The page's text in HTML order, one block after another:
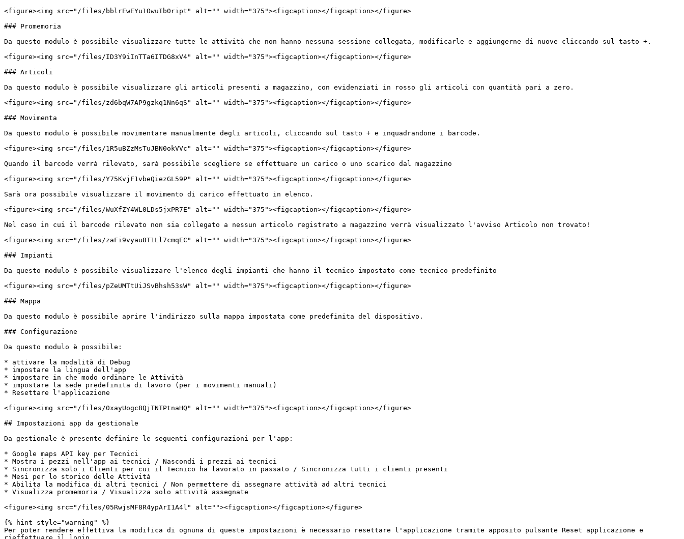
<figure><img src="/files/bblrEwEYu1OwuIb0ript" alt="" width="375"><figcaption></figcaption></figure>
### Promemoria
Da questo modulo è possibile visualizzare tutte le attività che non hanno nessuna sessione collegata, modificarle e aggiungerne di nuove cliccando sul tasto +.
<figure><img src="/files/ID3Y9iInTTa6ITDG8xV4" alt="" width="375"><figcaption></figcaption></figure>
### Articoli
Da questo modulo è possibile visualizzare gli articoli presenti a magazzino, con evidenziati in rosso gli articoli con quantità pari a zero.
<figure><img src="/files/zd6bqW7AP9gzkq1Nn6qS" alt="" width="375"><figcaption></figcaption></figure>
### Movimenta
Da questo modulo è possibile movimentare manualmente degli articoli, cliccando sul tasto + e inquadrandone i barcode.
<figure><img src="/files/1R5uBZzMsTuJBN0okVVc" alt="" width="375"><figcaption></figcaption></figure>
Quando il barcode verrà rilevato, sarà possibile scegliere se effettuare un carico o uno scarico dal magazzino
<figure><img src="/files/Y75KvjF1vbeQiezGL59P" alt="" width="375"><figcaption></figcaption></figure>
Sarà ora possibile visualizzare il movimento di carico effettuato in elenco.
<figure><img src="/files/WuXfZY4WL0LDs5jxPR7E" alt="" width="375"><figcaption></figcaption></figure>
Nel caso in cui il barcode rilevato non sia collegato a nessun articolo registrato a magazzino verrà visualizzato l'avviso Articolo non trovato!
<figure><img src="/files/zaFi9vyau8T1Ll7cmqEC" alt="" width="375"><figcaption></figcaption></figure>
### Impianti
Da questo modulo è possibile visualizzare l'elenco degli impianti che hanno il tecnico impostato come tecnico predefinito
<figure><img src="/files/pZeUMTtUiJSvBhsh53sW" alt="" width="375"><figcaption></figcaption></figure>
### Mappa
Da questo modulo è possibile aprire l'indirizzo sulla mappa impostata come predefinita del dispositivo.
### Configurazione
Da questo modulo è possibile:
* attivare la modalità di Debug
* impostare la lingua dell'app
* impostare in che modo ordinare le Attività
* impostare la sede predefinita di lavoro (per i movimenti manuali)
* Resettare l'applicazione
<figure><img src="/files/0xayUogc8QjTNTPtnaHQ" alt="" width="375"><figcaption></figcaption></figure>
## Impostazioni app da gestionale
Da gestionale è presente definire le seguenti configurazioni per l'app:
* Google maps API key per Tecnici
* Mostra i pezzi nell'app ai tecnici / Nascondi i prezzi ai tecnici
* Sincronizza solo i Clienti per cui il Tecnico ha lavorato in passato / Sincronizza tutti i clienti presenti
* Mesi per lo storico delle Attività
* Abilita la modifica di altri tecnici / Non permettere di assegnare attività ad altri tecnici
* Visualizza promemoria / Visualizza solo attività assegnate
<figure><img src="/files/05RwjsMF8R4ypArI1A4l" alt=""><figcaption></figcaption></figure>
{% hint style="warning" %}
Per poter rendere effettiva la modifica di ognuna di queste impostazioni è necessario resettare l'applicazione tramite apposito pulsante Reset applicazione e